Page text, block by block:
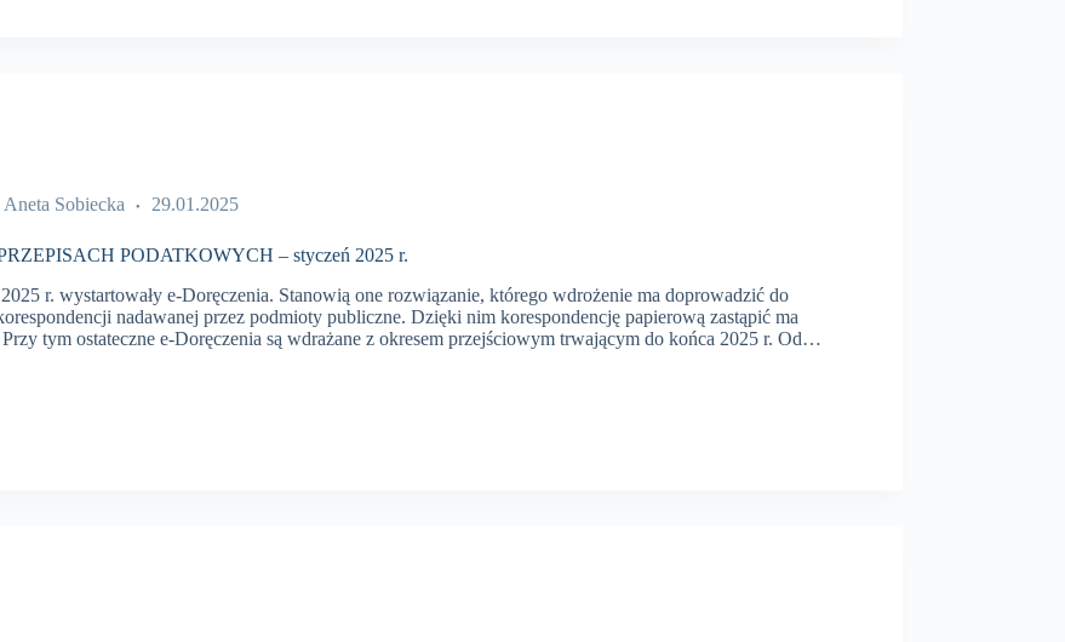
Aneta Sobiecka 29.01.2025
PODATKOWYCH – styczeń 2025 r.
r. wystartowały e-Doręczenia. Stanowią one rozwiązanie, którego wdrożenie ma doprowadzić do
nadawanej przez podmioty publiczne. Dzięki nim korespondencję papierową zastąpić ma
tym ostateczne e-Doręczenia są wdrażane z okresem przejściowym trwającym do końca 2025 r. Od…